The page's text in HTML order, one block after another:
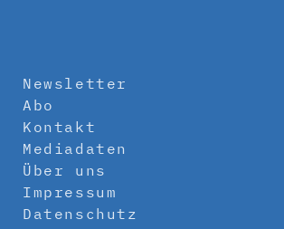
Newsletter
Abo
Kontakt
Mediadaten
Über uns
Impressum
Datenschutz